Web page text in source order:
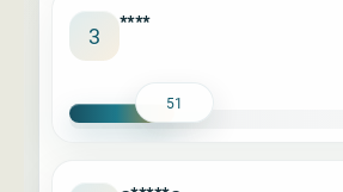
3 ****
51